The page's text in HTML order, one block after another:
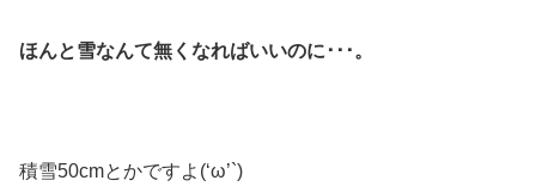
ほんと雪なんて無くなればいいのに･･･。
積雪50cmとかですよ(‘ω’`)